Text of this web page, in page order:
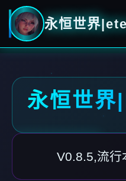
永恒世界
永恒世界
V0.8.5,流行